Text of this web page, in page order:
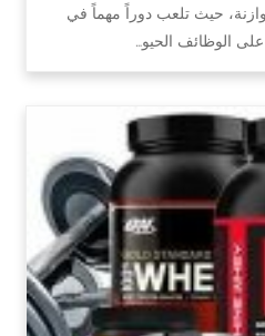
حيث تلعب دوراً مهماً في
الوظائف الحيو…